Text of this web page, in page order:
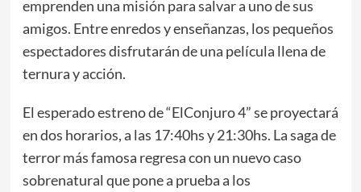
emprenden una misión para salvar a uno de sus
amigos. Entre enredos y enseñanzas, los pequeños
espectadores disfrutarán de una película llena de
ternura y acción.
El esperado estreno de “ElConjuro 4” se proyectará
en dos horarios, a las 17:40hs y 21:30hs. La saga de
terror más famosa regresa con un nuevo caso
sobrenatural que pone a prueba a los